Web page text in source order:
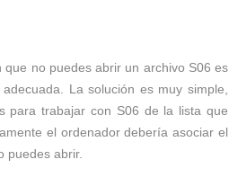
no puedes abrir un archivo S06 es
La solución es muy simple,
para trabajar con S06 de la lista que
el ordenador debería asociar el
puedes abrir.